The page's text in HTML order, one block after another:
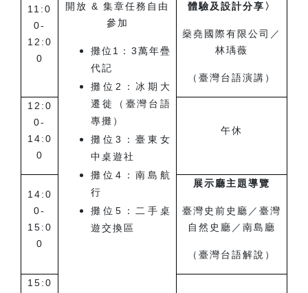
開放 & 集章任務自由
參加
攤位 1 ：3萬年疊
代記
攤位 2
：冰期大
遷徙（臺灣台語
專攤）
攤位 3
：臺東女
中桌遊社
攤位 4
：南島航
行
攤位 5
：二手桌
遊交換區
11:0
0-
12:0
0
體驗及設計分享〉
燊堯國際有限公司／
林瑀薇
（臺灣台語演講）
12:0
0-
14:0
0
午休
14:0
0-
15:0
0
展示廳主題導覽
臺灣史前史廳／臺灣
自然史廳／南島廳
（臺灣台語解說）
15:0